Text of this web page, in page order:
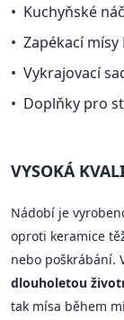
Kuchyňské
Zapékací mísy
Vykrajovací
Doplňky pro
VYSOKÁ
Nádobí je
oproti keramice
nebo poškrábání.
dlouholetou
tak mísa během